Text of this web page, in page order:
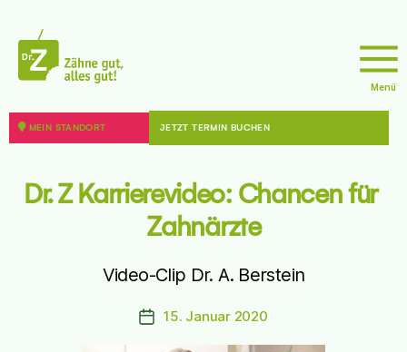
z
Menü
MEIN STANDORT JETZT TERMIN BUCHEN
Dr. Z Karrierevideo: Chancen für
Zahnärzte
Video-Clip Dr. A. Berstein
Beitragsdatum
15. Januar 2020
- 12099 Berlin